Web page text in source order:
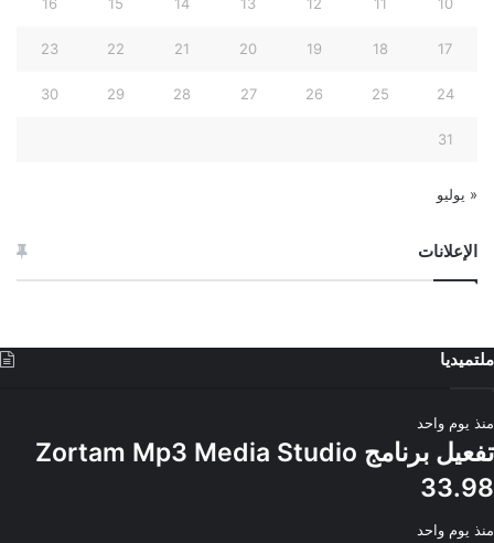
17
18
19
20
21
22
23
24
25
26
27
28
29
30
31
« يوليو
الإعلانات
ملتميديا
منذ يوم واحد
تفعيل برنامج Zortam Mp3 Media Studio
33.98
منذ يوم واحد